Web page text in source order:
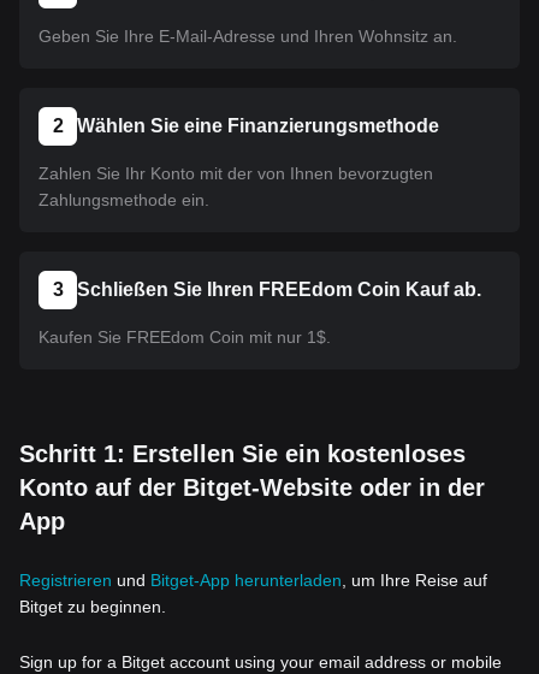
Geben Sie Ihre E-Mail-Adresse und Ihren Wohnsitz an.
2 Wählen Sie eine Finanzierungsmethode
Zahlen Sie Ihr Konto mit der von Ihnen bevorzugten
Zahlungsmethode ein.
3 Schließen Sie Ihren FREEdom Coin Kauf ab.
Kaufen Sie FREEdom Coin mit nur 1$.
Schritt 1: Erstellen Sie ein kostenloses
Konto auf der Bitget-Website oder in der
App
Registrieren und Bitget-App herunterladen , um Ihre Reise auf
Bitget zu beginnen.
Sign up for a Bitget account using your email address or mobile